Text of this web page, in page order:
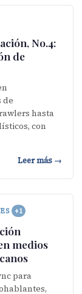
No.4:
de
de
hasta
con
Leer más →
+1
medios
para